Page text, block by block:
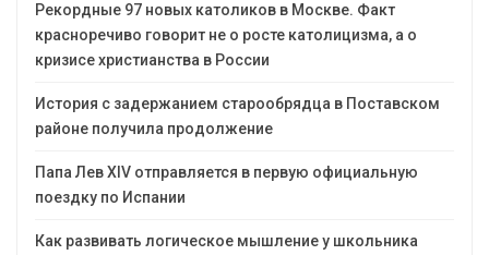
Рекордные 97 новых католиков в Москве. Факт
красноречиво говорит не о росте католицизма, а о
кризисе христианства в России
История с задержанием старообрядца в Поставском
районе получила продолжение
Папа Лев XIV отправляется в первую официальную
поездку по Испании
Как развивать логическое мышление у школьника